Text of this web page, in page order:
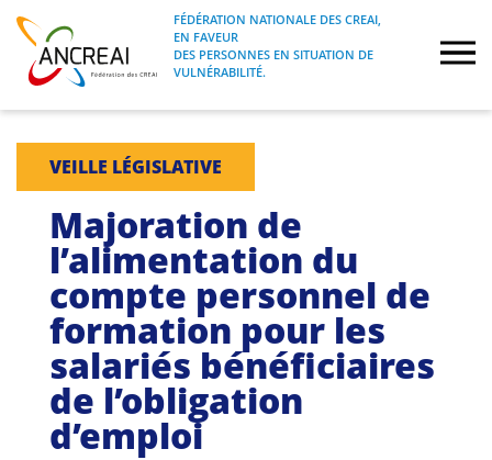
Skip
content
ANCREAI
FÉDÉRATION NATIONALE DES CREAI, EN
FAVEUR DES PERSONNES EN SITUATION
FÉDÉRATION NATIONALE DES CREAI,
EN FAVEUR
DES PERSONNES EN SITUATION DE
VULNÉRABILITÉ.
À propos
Journées nationales
Formations
Projets Fédéraux
Espace emploi
VEILLE LÉGISLATIVE
Majoration de
l’alimentation du
compte personnel de
formation pour les
salariés bénéficiaires
de l’obligation
d’emploi